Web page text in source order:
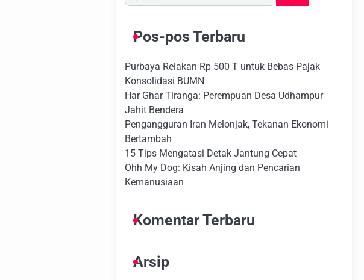
untuk:
Pos-pos Terbaru
Purbaya Relakan Rp 500 T untuk Bebas Pajak
Konsolidasi BUMN
Har Ghar Tiranga: Perempuan Desa Udhampur
Jahit Bendera
Pengangguran Iran Melonjak, Tekanan Ekonomi
Bertambah
15 Tips Mengatasi Detak Jantung Cepat
Ohh My Dog: Kisah Anjing dan Pencarian
Kemanusiaan
Komentar Terbaru
Arsip